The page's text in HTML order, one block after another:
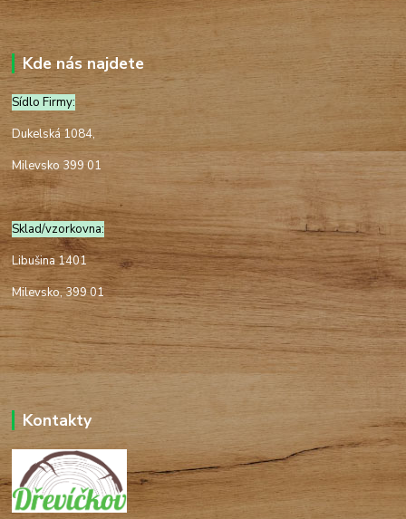
Kde nás najdete
Sídlo Firmy:
Dukelská 1084,
Milevsko 399 01
Sklad/vzorkovna:
Libušina 1401
Milevsko, 399 01
Kontakty